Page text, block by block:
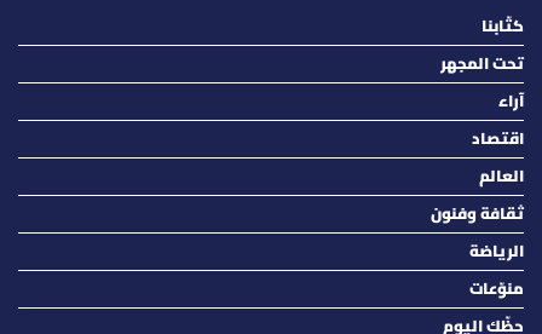
كتّابنا
تحت المجهر
آراء
اقتصاد
العالم
ثقافة وفنون
الرياضة
منوّعات
حظّك اليوم